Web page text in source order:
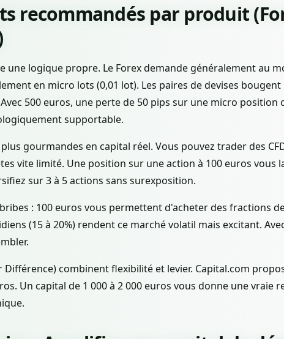
recommandés par produit
une logique propre. Le Forex demande généralement au
en micro lots (0,01 lot). Les paires de devises
500 euros, une perte de 50 pips sur une micro position
supportable.
gourmandes en capital réel. Vous pouvez trader des
vite limité. Une position sur une action à 100 euros vous
sur 3 à 5 actions sans surexposition.
: 100 euros vous permettent d'acheter des fractions
(15 à 20%) rendent ce marché volatil mais excitant.
Différence) combinent flexibilité et levier. Capital.com
Un capital de 1 000 à 2 000 euros vous donne une